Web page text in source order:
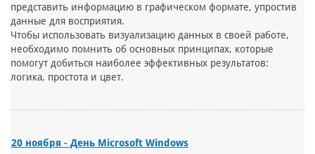
представить информацию в графическом формате, упростив
данные для восприятия.
Чтобы использовать визуализацию данных в своей работе,
необходимо помнить об основных принципах, которые
помогут добиться наиболее эффективных результатов:
логика, простота и цвет.
20 ноября - День Microsoft Windows